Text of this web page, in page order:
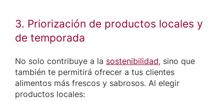
3. Priorización de productos locales y
de temporada
No solo contribuye a la sostenibilidad, sino que
también te permitirá ofrecer a tus clientes
alimentos más frescos y sabrosos. Al elegir
productos locales: